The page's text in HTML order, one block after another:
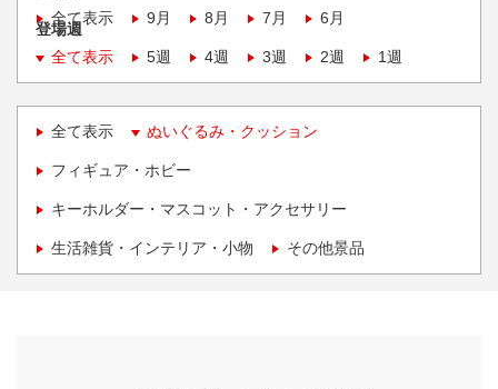
全て表示
9月 8月 7月 6月
登場週
全て表示
5週 4週 3週 2週 1週
全て表示 ぬいぐるみ・クッション
フィギュア・ホビー
キーホルダー・マスコット・アクセサリー
生活雑貨・インテリア・小物 その他景品